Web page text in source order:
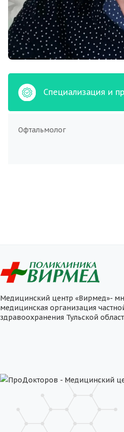
Специализация и
Офтальмолог
Медицинский центр «Вирмед»-
медицинская организация
здравоохранения Тульской